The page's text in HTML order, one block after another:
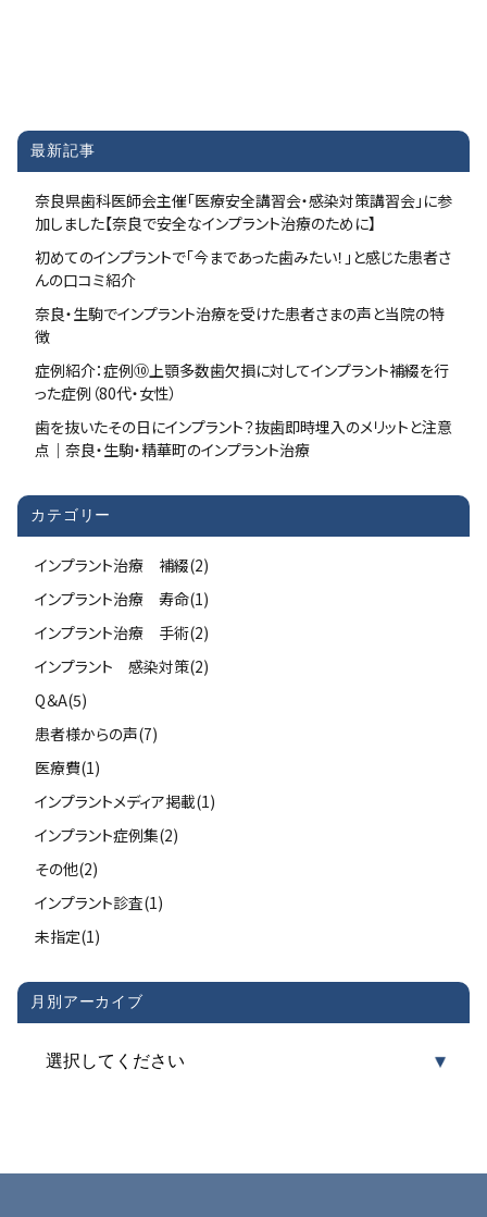
最新記事
奈良県歯科医師会主催「医療安全講習会・感染対策講習会」に参
加しました【奈良で安全なインプラント治療のために】
初めてのインプラントで「今まであった歯みたい！」と感じた患者さ
んの口コミ紹介
奈良・生駒でインプラント治療を受けた患者さまの声と当院の特
徴
症例紹介：症例⑩上顎多数歯欠損に対してインプラント補綴を行
った症例（80代・女性）
歯を抜いたその日にインプラント？抜歯即時埋入のメリットと注意
点｜奈良・生駒・精華町のインプラント治療
カテゴリー
インプラント治療 補綴(2)
インプラント治療 寿命(1)
インプラント治療 手術(2)
インプラント 感染対策(2)
Q＆A(5)
患者様からの声(7)
医療費(1)
インプラントメディア掲載(1)
インプラント症例集(2)
その他(2)
インプラント診査(1)
未指定(1)
月別アーカイブ